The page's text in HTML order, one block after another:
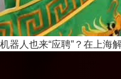
机器人也来“应聘”？在上海